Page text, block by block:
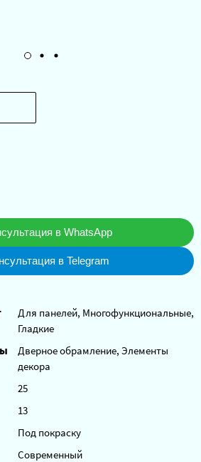
в WhatsApp
в Telegram
Для панелей, Многофункциональные,
Гладкие
Дверное обрамление, Элементы
декора
25
13
Под покраску
Современный